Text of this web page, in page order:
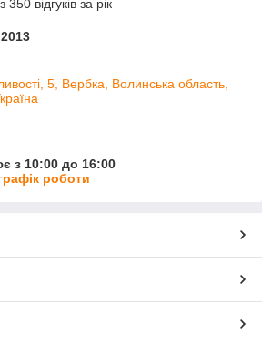
відгуків за рік
5, Вербка, Волинська область,
з 10:00 до 16:00
роботи